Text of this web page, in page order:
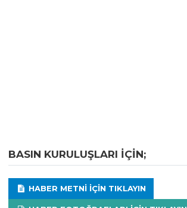
BASIN KURULUŞLARI IÇIN;
HABER METNI IÇIN TIKLAYIN